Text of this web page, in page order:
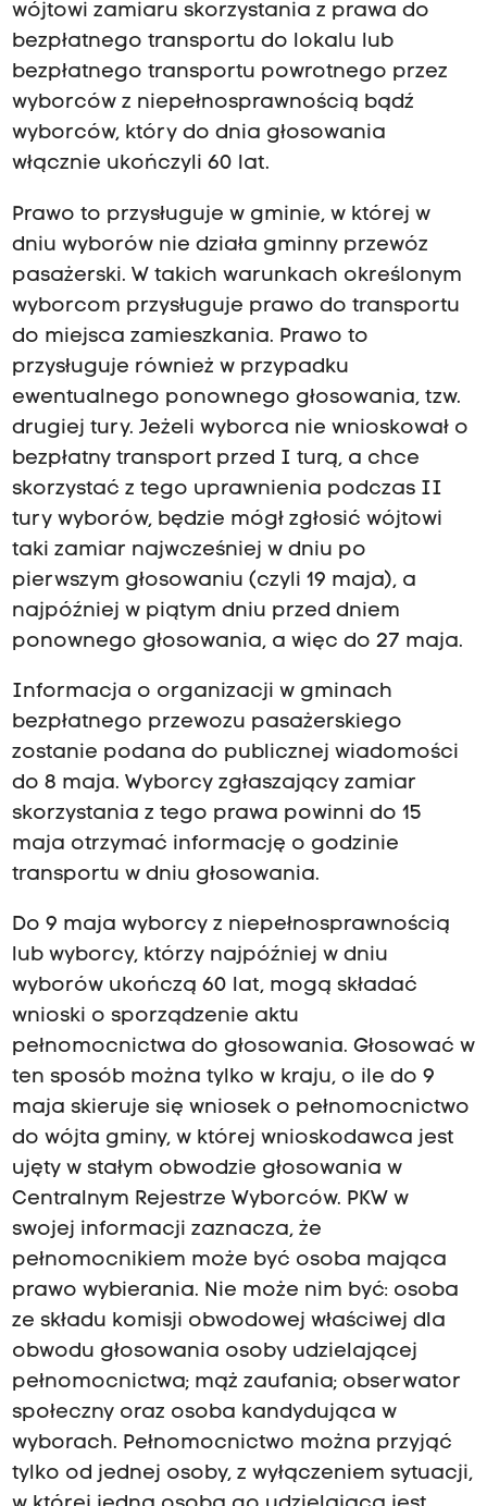
wójtowi zamiaru skorzystania z prawa do
bezpłatnego transportu do lokalu lub
bezpłatnego transportu powrotnego przez
wyborców z niepełnosprawnością bądź
wyborców, który do dnia głosowania
włącznie ukończyli 60 lat.
Prawo to przysługuje w gminie, w której w
dniu wyborów nie działa gminny przewóz
pasażerski. W takich warunkach określonym
wyborcom przysługuje prawo do transportu
do miejsca zamieszkania. Prawo to
przysługuje również w przypadku
ewentualnego ponownego głosowania, tzw.
drugiej tury. Jeżeli wyborca nie wnioskował o
bezpłatny transport przed I turą, a chce
skorzystać z tego uprawnienia podczas II
tury wyborów, będzie mógł zgłosić wójtowi
taki zamiar najwcześniej w dniu po
pierwszym głosowaniu (czyli 19 maja), a
najpóźniej w piątym dniu przed dniem
ponownego głosowania, a więc do 27 maja.
Informacja o organizacji w gminach
bezpłatnego przewozu pasażerskiego
zostanie podana do publicznej wiadomości
do 8 maja. Wyborcy zgłaszający zamiar
skorzystania z tego prawa powinni do 15
maja otrzymać informację o godzinie
transportu w dniu głosowania.
Do 9 maja wyborcy z niepełnosprawnością
lub wyborcy, którzy najpóźniej w dniu
wyborów ukończą 60 lat, mogą składać
wnioski o sporządzenie aktu
pełnomocnictwa do głosowania. Głosować w
ten sposób można tylko w kraju, o ile do 9
maja skieruje się wniosek o pełnomocnictwo
do wójta gminy, w której wnioskodawca jest
ujęty w stałym obwodzie głosowania w
Centralnym Rejestrze Wyborców. PKW w
swojej informacji zaznacza, że
pełnomocnikiem może być osoba mająca
prawo wybierania. Nie może nim być: osoba
ze składu komisji obwodowej właściwej dla
obwodu głosowania osoby udzielającej
pełnomocnictwa; mąż zaufania; obserwator
społeczny oraz osoba kandydująca w
wyborach. Pełnomocnictwo można przyjąć
tylko od jednej osoby, z wyłączeniem sytuacji,